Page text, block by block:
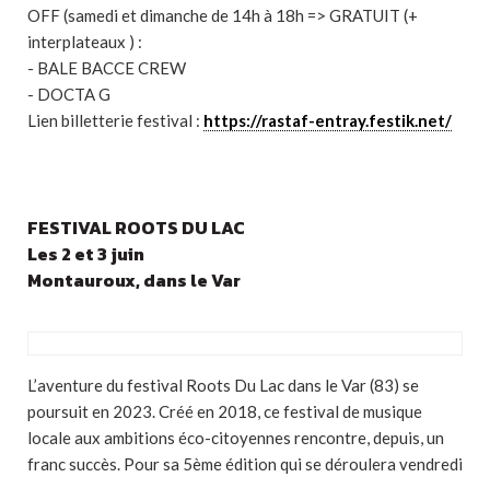
OFF (samedi et dimanche de 14h à 18h => GRATUIT (+
interplateaux ) :
- BALE BACCE CREW
- DOCTA G
Lien billetterie festival : https://rastaf-entray.festik.net/
FESTIVAL ROOTS DU LAC
Les 2 et 3 juin
Montauroux, dans le Var
L’aventure du festival Roots Du Lac dans le Var (83) se
poursuit en 2023. Créé en 2018, ce festival de musique
locale aux ambitions éco-citoyennes rencontre, depuis, un
franc succès. Pour sa 5ème édition qui se déroulera vendredi